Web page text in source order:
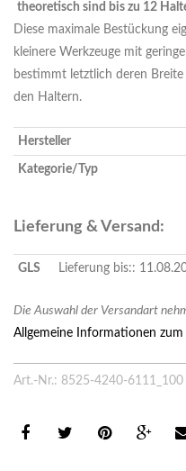
theoretisch sind bis zu 12
Diese maximale Bestückung
kleinere Werkzeuge mit
bestimmt letztlich deren
den Haltern.
Hersteller
Kategorie/Typ
Lieferung & Versand:
GLS Lieferung bis::
Die Auswahl der Versandart
Allgemeine Informationen zum
Art.-Nr.: 8525-4240-6111_100